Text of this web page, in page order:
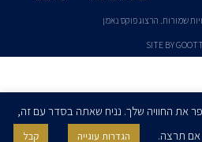
SITE BY
את החוויה שלך. נניח שאתה בסדר עם זה,
תרצה.
הגדרות עוגייה קבל